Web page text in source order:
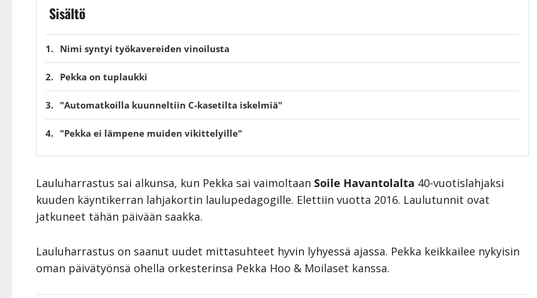
Sisältö
Nimi syntyi työkavereiden vinoilusta
Pekka on tuplaukki
"Automatkoilla kuunneltiin C-kasetilta iskelmiä"
"Pekka ei lämpene muiden vikittelyille"
Lauluharrastus sai alkunsa, kun Pekka sai vaimoltaan Soile Havantolalta 40-vuotislahjaksi
kuuden käyntikerran lahjakortin laulupedagogille. Elettiin vuotta 2016. Laulutunnit ovat
jatkuneet tähän päivään saakka.
Lauluharrastus on saanut uudet mittasuhteet hyvin lyhyessä ajassa. Pekka keikkailee nykyisin
oman päivätyönsä ohella orkesterinsa Pekka Hoo & Moilaset kanssa.